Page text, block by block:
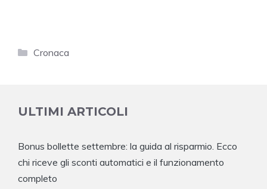
Categorie
Cronaca
ULTIMI ARTICOLI
Bonus bollette settembre: la guida al risparmio. Ecco
chi riceve gli sconti automatici e il funzionamento
completo